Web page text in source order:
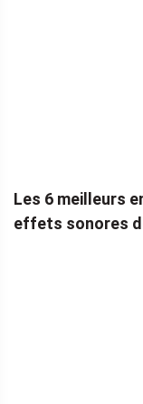
Les 6 meilleurs
effets sonores